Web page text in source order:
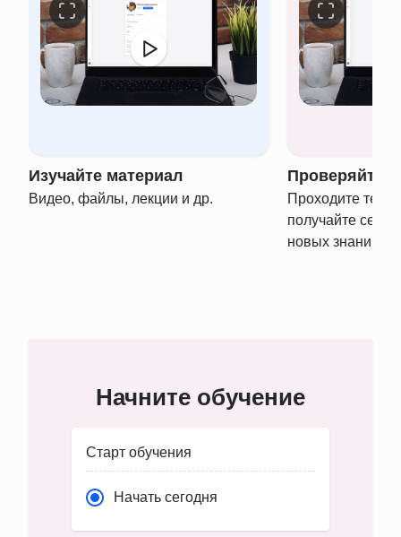
Изучайте материал
Видео, файлы, лекции и др.
Проверяйте
Проходите
получайте
новых знаний
Начните обучение
Старт обучения
Начать сегодня